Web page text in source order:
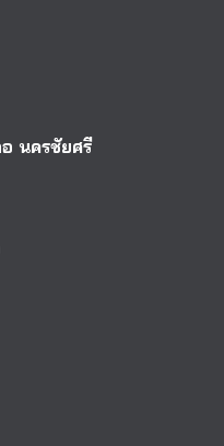
นครชัยศรี